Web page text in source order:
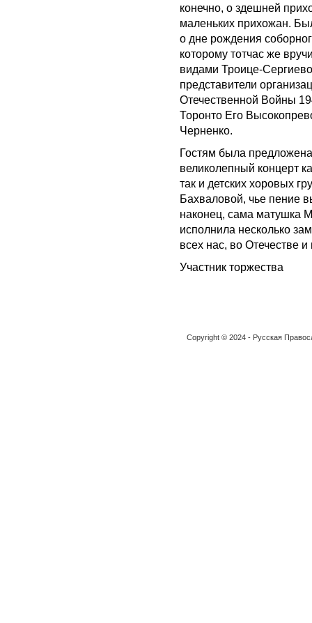
конечно, о здешней
маленьких прихожан.
о дне рождения
которому тотчас же
видами Троице-
представители
Отечественной Войны
Торонто Его
Черненко.
Гостям была
великолепный концерт
так и детских хоровых
Бахваловой, чье пение
наконец, сама матушка
исполнила несколько
всех нас, во Отечестве
Участник торжества
Copyright © 2024 - Русская